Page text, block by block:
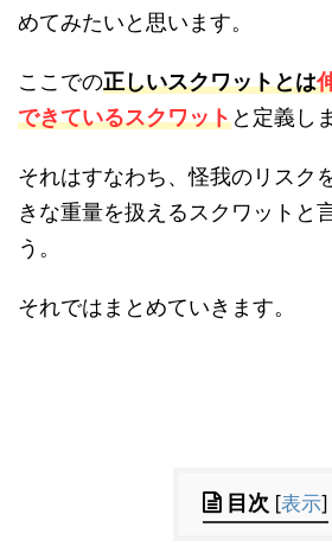
めてみたいと思います。
ここでの正しいスクワットとは
できているスクワットと定義し
それはすなわち、怪我のリスク
きな重量を扱えるスクワットと
う。
それではまとめていきます。
目次 [表示]